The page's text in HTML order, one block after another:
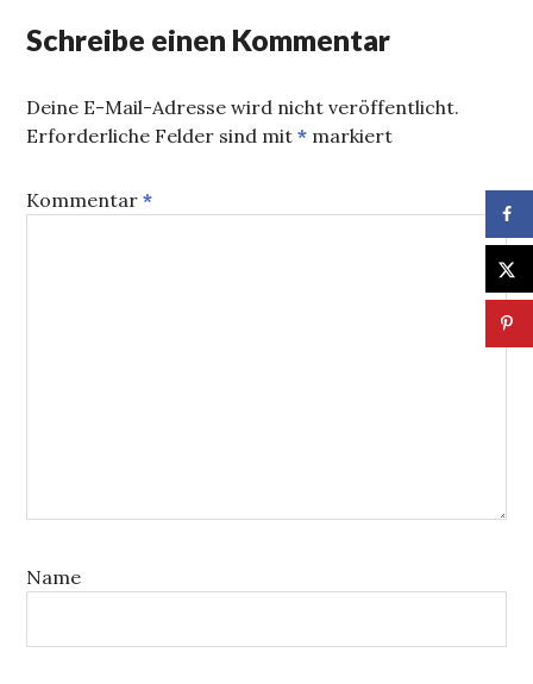
Schreibe einen Kommentar
Deine E-Mail-Adresse wird nicht veröffentlicht.
Erforderliche Felder sind mit* markiert
Kommentar*
Name